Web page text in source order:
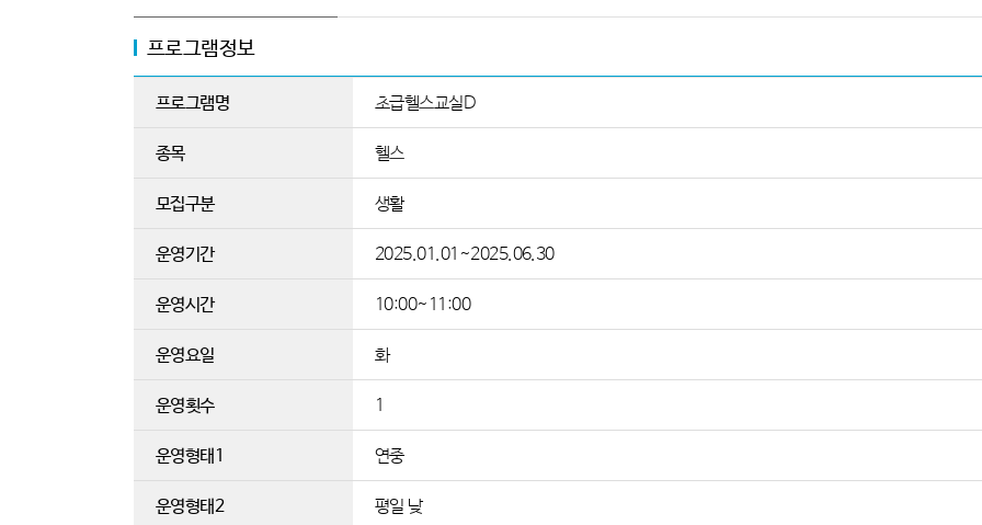
프로그램정보
프로그램명 초급헬스교실D
종목 헬스
모집구분 생활
운영기간 2025.01.01~2025.06.30
운영시간 10:00~11:00
운영요일 화
운영횟수 1
운영형태1 연중
운영형태2 평일 낮